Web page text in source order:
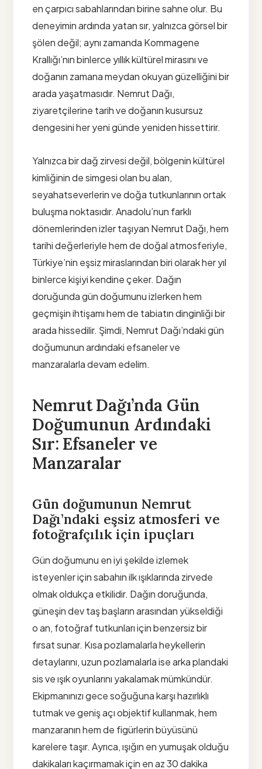
en çarpıcı sabahlarından birine sahne olur. Bu
deneyimin ardında yatan sır, yalnızca görsel bir
şölen değil; aynı zamanda Kommagene
Krallığı’nın binlerce yıllık kültürel mirasını ve
doğanın zamana meydan okuyan güzelliğini bir
arada yaşatmasıdır. Nemrut Dağı,
ziyaretçilerine tarih ve doğanın kusursuz
dengesini her yeni günde yeniden hissettirir.
Yalnızca bir dağ zirvesi değil, bölgenin kültürel
kimliğinin de simgesi olan bu alan,
seyahatseverlerin ve doğa tutkunlarının ortak
buluşma noktasıdır. Anadolu’nun farklı
dönemlerinden izler taşıyan Nemrut Dağı, hem
tarihi değerleriyle hem de doğal atmosferiyle,
Türkiye’nin eşsiz miraslarından biri olarak her yıl
binlerce kişiyi kendine çeker. Dağın
doruğunda gün doğumunu izlerken hem
geçmişin ihtişamı hem de tabiatın dinginliği bir
arada hissedilir. Şimdi, Nemrut Dağı’ndaki gün
doğumunun ardındaki efsaneler ve
manzaralarla devam edelim.
Nemrut Dağı’nda Gün
Doğumunun Ardındaki
Sır: Efsaneler ve
Manzaralar
Gün doğumunun Nemrut
Dağı’ndaki eşsiz atmosferi ve
fotoğrafçılık için ipuçları
Gün doğumunu en iyi şekilde izlemek
isteyenler için sabahın ilk ışıklarında zirvede
olmak oldukça etkilidir. Dağın doruğunda,
güneşin dev taş başların arasından yükseldiği
o an, fotoğraf tutkunları için benzersiz bir
fırsat sunar. Kısa pozlamalarla heykellerin
detaylarını, uzun pozlamalarla ise arka plandaki
sis ve ışık oyunlarını yakalamak mümkündür.
Ekipmanınızı gece soğuğuna karşı hazırlıklı
tutmak ve geniş açı objektif kullanmak, hem
manzaranın hem de figürlerin büyüsünü
karelere taşır. Ayrıca, ışığın en yumuşak olduğu
dakikaları kaçırmamak için en az 30 dakika